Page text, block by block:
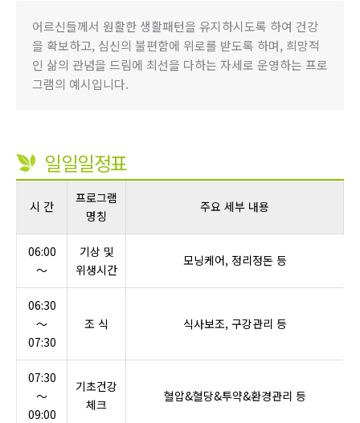
어르신들께서 원활한 생활패턴을 유지하시도록 하여 건강
을 확보하고, 심신의 불편함에 위로를 받도록 하며, 희망적
인 삶의 관념을 드림에 최선을 다하는 자세로 운영하는 프로
그램의 예시입니다.
일일일정표
시 간
프로그램
명칭
주요 세부 내용
06:00
～
기상 및
위생시간
모닝케어, 정리정돈 등
06:30
～
07:30
조 식 식사보조, 구강관리 등
07:30
～
09:00
기초건강
체크
혈압&혈당&투약&환경관리 등